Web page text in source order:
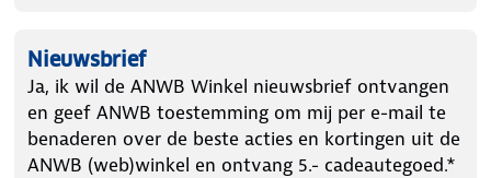
Nieuwsbrief
Ja, ik wil de ANWB Winkel nieuwsbrief ontvangen
en geef ANWB toestemming om mij per e-mail te
benaderen over de beste acties en kortingen uit de
ANWB (web)winkel en ontvang 5.- cadeautegoed.*